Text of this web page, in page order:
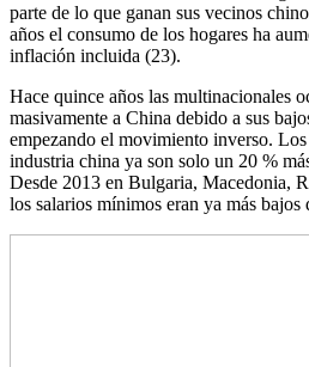
parte de lo que ganan sus vecinos
años el consumo de los hogares ha
inflación incluida (23).
Hace quince años las multinacionales
masivamente a China debido a sus
empezando el movimiento inverso.
industria china ya son solo un 20 %
Desde 2013 en Bulgaria, Macedonia,
los salarios mínimos eran ya más bajos